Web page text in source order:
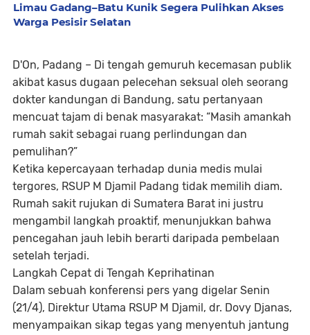
Limau Gadang–Batu Kunik Segera Pulihkan Akses
Warga Pesisir Selatan
D'On, Padang – Di tengah gemuruh kecemasan publik
akibat kasus dugaan pelecehan seksual oleh seorang
dokter kandungan di Bandung, satu pertanyaan
mencuat tajam di benak masyarakat: “Masih amankah
rumah sakit sebagai ruang perlindungan dan
pemulihan?”
Ketika kepercayaan terhadap dunia medis mulai
tergores, RSUP M Djamil Padang tidak memilih diam.
Rumah sakit rujukan di Sumatera Barat ini justru
mengambil langkah proaktif, menunjukkan bahwa
pencegahan jauh lebih berarti daripada pembelaan
setelah terjadi.
Langkah Cepat di Tengah Keprihatinan
Dalam sebuah konferensi pers yang digelar Senin
(21/4), Direktur Utama RSUP M Djamil, dr. Dovy Djanas,
menyampaikan sikap tegas yang menyentuh jantung